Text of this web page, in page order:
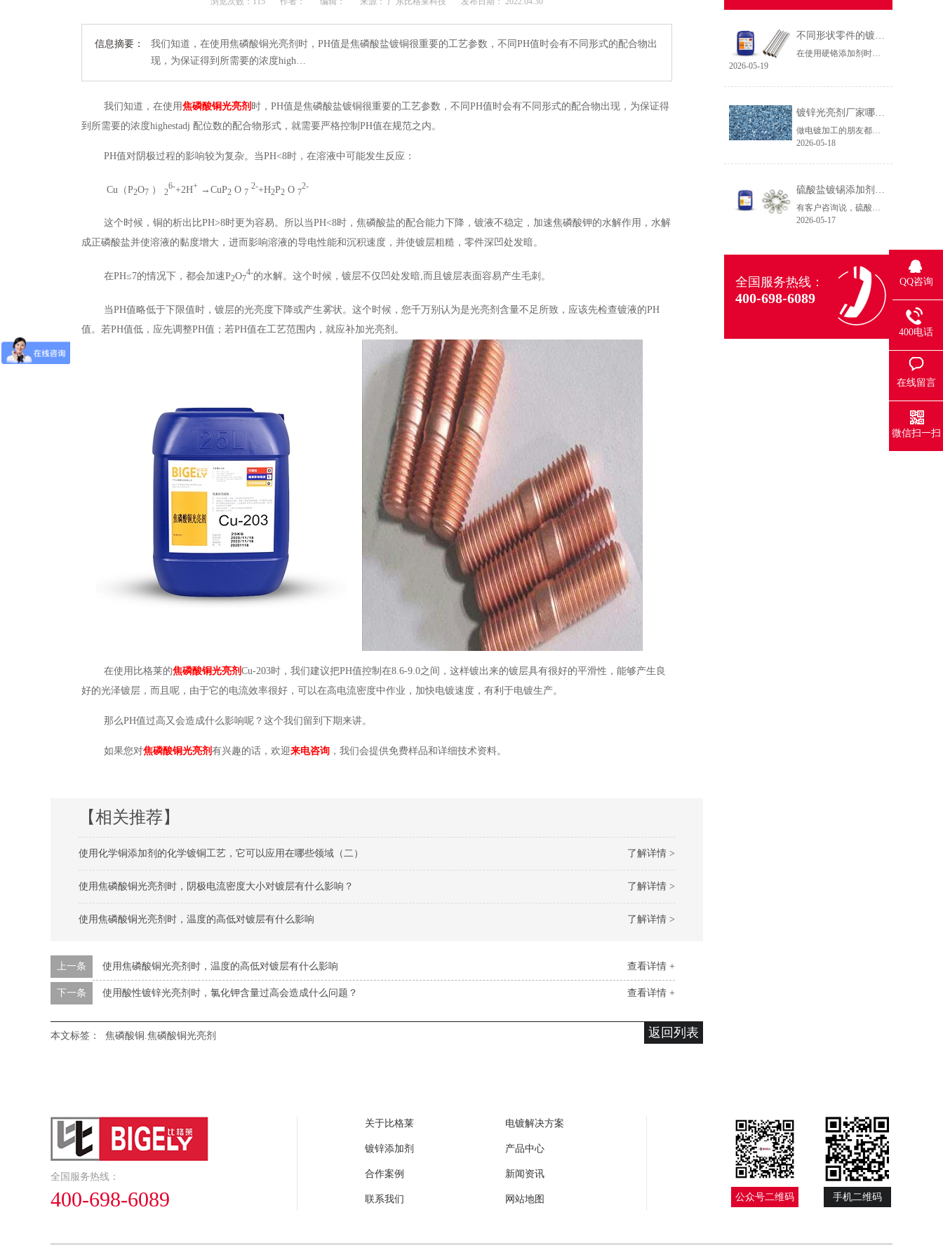
信息摘要：
我们知道，在使用焦磷酸铜光亮剂时，PH值是焦磷酸盐镀铜很重要的工艺参数，不同PH值时会有不同形式的配合物出
现，为保证得到所需要的浓度high…
我们知道，在使用焦磷酸铜光亮剂 时，PH值是焦磷酸盐镀铜很重要的工艺参数， 不 同 PH值时会有不同形式的配合物出现，为保证得
到所需要的浓度highestadj 配位数的配合物形式，就需要严格控制PH值在规范之内。
PH值对阴极过程的影响较为复杂。当PH<8时，在溶液中可能发生反应：
Cu（P2O7 ） 2
6-+2H+ →CuP2 O 7
2-+H2P2 O 7
2-
这个时候， 铜的析出比PH>8时更为容易。所以当PH<8时，焦磷酸盐的配合能力下降，镀液不稳定，加速焦磷酸钾的水解作用，水解
成正磷酸盐并使溶液的黏度增大，进而影响溶液的导电性能和沉积速度，并使镀层粗糙，零件深凹处发暗。
在PH≤7的情况下，都会加速P2O7
4-的水解。这个时候，镀层不仅凹处发暗,而且镀层表面容易产生毛刺。
当PH值略低于下限值时， 镀层的光亮度下降或产生雾状。 这个时候，您千万别 认为是光亮剂含量不足所致， 应该先检查镀液的PH
值。若PH值低， 应先调整PH值； 若PH值在工艺范围内， 就应补加光亮剂。
在使用比格莱的焦磷酸铜光亮剂 Cu-203时，我们建议把PH值控制在8.6-9.0之间，这样镀出来的镀层具有很好的平滑性，能够产生良
好的光泽镀层，而且呢，由于它的电流效率很好，可以在高电流密度中作业，加快电镀速度，有利于电镀生产。
那么PH值过高又会造成什么影响呢？这个我们留到下期来讲。
如果您对焦磷酸铜光亮剂 有兴趣的话，欢迎来电咨询 ，我们会提供免费样品和详细技术资料。
【相关推荐】
了解详情 >
使用化学铜添加剂的化学镀铜工艺，它可以应用在哪些领域（二）
了解详情 >
使用焦磷酸铜光亮剂时，阴极电流密度大小对镀层有什么影响？
了解详情 >
使用焦磷酸铜光亮剂时，温度的高低对镀层有什么影响
查看详情 +
上一条 使用焦磷酸铜光亮剂时，温度的高低对镀层有什么影响
查看详情 +
下一条 使用酸性镀锌光亮剂时，氯化钾含量过高会造成什么问题？
返回列表
本文标签： 焦磷酸铜.焦磷酸铜光亮剂
不同形状零件的镀铬方法（硬铬添加剂）
在使用硬铬添加剂时，不同形状零件的施镀要求往往是不一样的，那么相对应的施镀方法也应该有所调整，本期文章我们根据23年的技术服务经验，整理出了不同形状零件的镀铬方法，希望能帮助电镀厂少走弯路。
2026-05-19
镀锌光亮剂厂家哪家服务好？选对伙伴效率翻倍
做电镀加工的朋友都知道，一条产线每天运转，比较担心的就是药水出问题。镀层不均、光亮度差、返工率高，这些痛点不仅影响产能，更直接拉低利润。我曾走访过十余家电镀厂，发现不少老板对镀锌光亮剂的选择存在一个误区：只看价格，忽视服务。数据表明，选对镀锌光亮剂厂家能使产线效率提升30%以上，而服务才是核心分水岭。
2026-05-18
硫酸盐镀锡添加剂在镀液中能发挥什么作用？
有客户咨询说，硫酸盐镀锡添加剂在镀液中能发挥什么作用？
2026-05-17
全国服务热线：
400-698-6089
公众号二维码 手机二维码
全国服务热线：
400-698-6089
关于比格莱 电镀解决方案
镀锌添加剂 产品中心
合作案例 新闻资讯
联系我们 网站地图
QQ咨询
400电话
在线留言
微信扫一扫